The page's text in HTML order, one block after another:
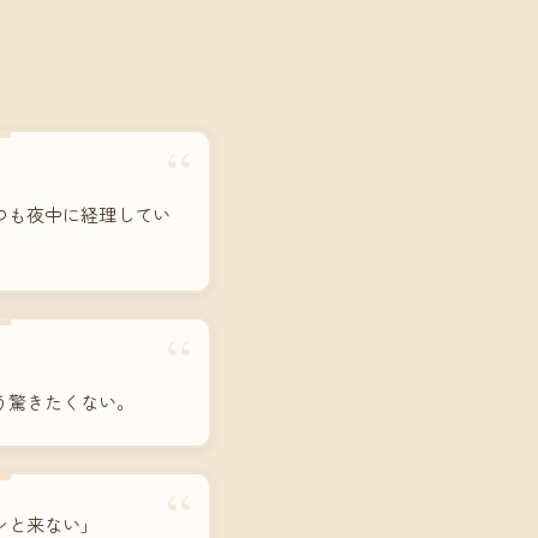
“
も夜中に経理してい
“
きたくない。
“
来ない」